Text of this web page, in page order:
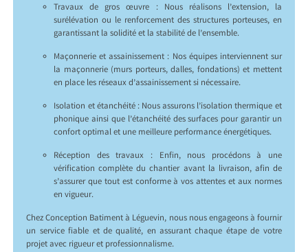
Travaux de gros œuvre : Nous réalisons l’extension, la
surélévation ou le renforcement des structures porteuses, en
garantissant la solidité et la stabilité de l’ensemble.
Maçonnerie et assainissement : Nos équipes interviennent sur
la maçonnerie (murs porteurs, dalles, fondations) et mettent
en place les réseaux d’assainissement si nécessaire.
Isolation et étanchéité : Nous assurons l’isolation thermique et
phonique ainsi que l’étanchéité des surfaces pour garantir un
confort optimal et une meilleure performance énergétiques.
Réception des travaux : Enfin, nous procédons à une
vérification complète du chantier avant la livraison, afin de
s’assurer que tout est conforme à vos attentes et aux normes
en vigueur.
Chez Conception Batiment à Léguevin, nous nous engageons à fournir
un service fiable et de qualité, en assurant chaque étape de votre
projet avec rigueur et professionnalisme.